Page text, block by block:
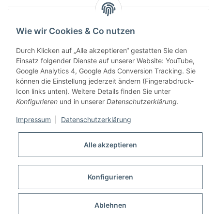
Wie wir Cookies & Co nutzen
Durch Klicken auf „Alle akzeptieren“ gestatten Sie den
Einsatz folgender Dienste auf unserer Website: YouTube,
Google Analytics 4, Google Ads Conversion Tracking. Sie
können die Einstellung jederzeit ändern (Fingerabdruck-
Icon links unten). Weitere Details finden Sie unter
Konfigurieren und in unserer Datenschutzerklärung.
Impressum Datenschutzerklärung
Alle akzeptieren
Konfigurieren
Ablehnen
Weinbauregionen und Weinbaugebiete in Österreich
Weiße Rebsorten
Rote Rebsorten
* Alle Preise inkl. gesetzlicher USt., zzgl.Versand